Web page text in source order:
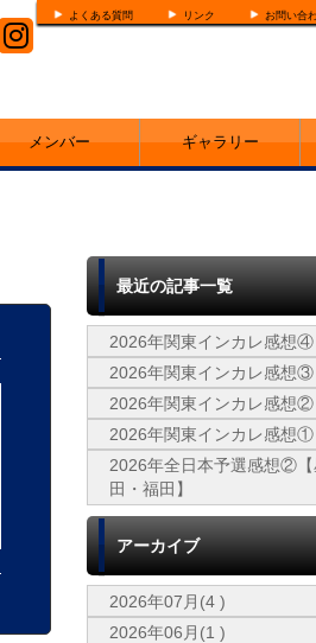
よくある質問 リンク お問い合
メンバー ギャラリー
最近の記事一覧
2026年関東インカレ感想④
2026年関東インカレ感想③
2026年関東インカレ感想②
2026年関東インカレ感想①
2026年全日本予選感想②【
田・福田】
アーカイブ
2026年07月(4 )
2026年06月(1 )